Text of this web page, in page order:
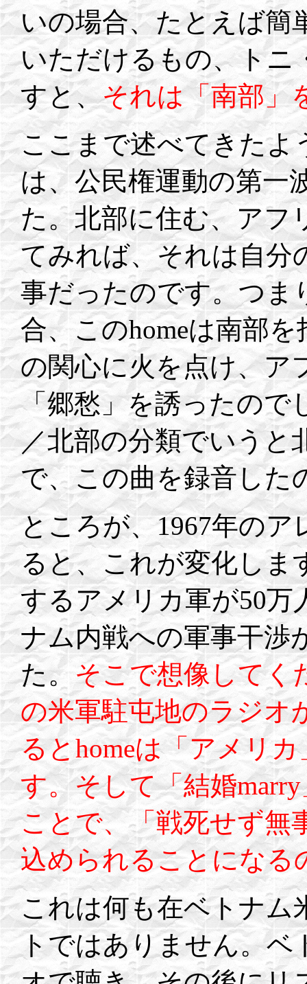
いの場合、たとえば簡
いただけるもの、トニ
すと、それは「南部」
ここまで述べてきたよ
は、公民権運動の第一
た。北部に住む、アフ
てみれば、それは自分
事だったのです。つま
合、このhomeは南部
の関心に火を点け、ア
「郷愁」を誘ったので
／北部の分類でいうと
で、この曲を録音した
ところが、1967年の
ると、これが変化しま
するアメリカ軍が50
ナム内戦への軍事干渉
た。 そこで想像してく
の米軍駐屯地のラジオ
るとhomeは「アメリ
す。そして「結婚
ことで、「戦死せず無
込められることになる
これは何も在ベトナム
トではありません。ベ